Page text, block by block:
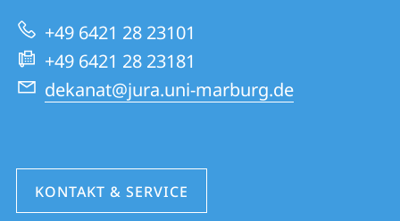
zur
Website
Rechtswissenschaften
+49 6421 28 23101
+49 6421 28 23181
dekanat@jura.uni-marburg.de
KONTAKT & SERVICE